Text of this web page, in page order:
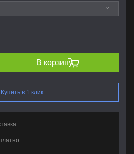
В корзину
Купить в 1 клик